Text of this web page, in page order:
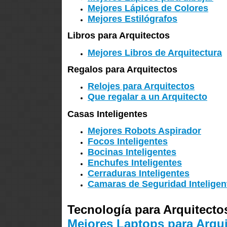
Mejores Lápices de Colores
Mejores Estilógrafos
Libros para Arquitectos
Mejores Libros de Arquitectura
Regalos para Arquitectos
Relojes para Arquitectos
Que regalar a un Arquitecto
Casas Inteligentes
Mejores Robots Aspirador
Focos Inteligentes
Bocinas Inteligentes
Enchufes Inteligentes
Cerraduras Inteligentes
Camaras de Seguridad
Tecnología para
Mejores Laptops para